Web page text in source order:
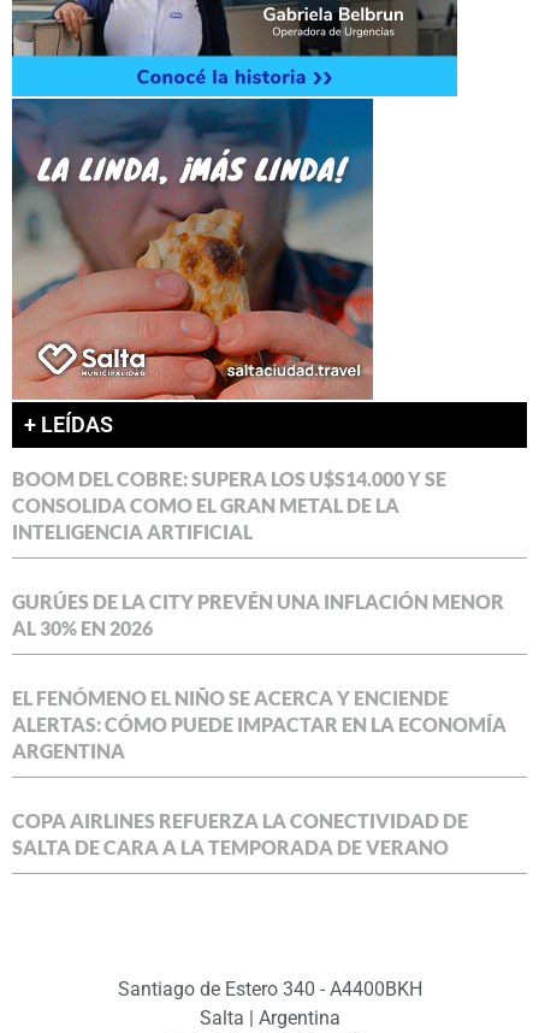
+ LEÍDAS
BOOM DEL COBRE: SUPERA LOS U$S14.000 Y SE
CONSOLIDA COMO EL GRAN METAL DE LA
INTELIGENCIA ARTIFICIAL
GURÚES DE LA CITY PREVÉN UNA INFLACIÓN MENOR
AL 30% EN 2026
EL FENÓMENO EL NIÑO SE ACERCA Y ENCIENDE
ALERTAS: CÓMO PUEDE IMPACTAR EN LA ECONOMÍA
ARGENTINA
COPA AIRLINES REFUERZA LA CONECTIVIDAD DE
SALTA DE CARA A LA TEMPORADA DE VERANO
Santiago de Estero 340 - A4400BKH
Salta | Argentina